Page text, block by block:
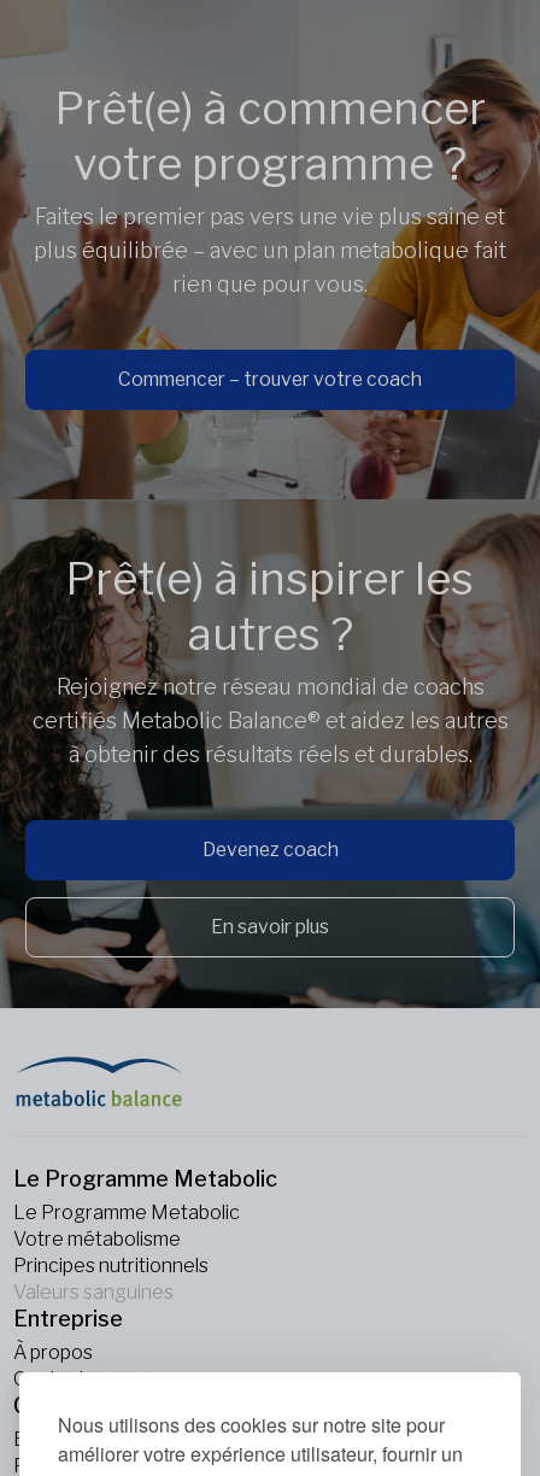
Nous utilisons des cookies sur notre site pour
améliorer votre expérience utilisateur, fournir un
Prêt(e) à commencer
votre programme ?
Faites le premier pas vers une vie plus saine et
plus équilibrée – avec un plan metabolique fait
rien que pour vous.
Commencer – trouver votre coach
Prêt(e) à inspirer les
autres ?
Rejoignez notre réseau mondial de coachs
certifiés Metabolic Balance® et aidez les autres
à obtenir des résultats réels et durables.
Devenez coach
En savoir plus
Le Programme Metabolic
Le Programme Metabolic
Votre métabolisme
Principes nutritionnels
Valeurs sanguines
Entreprise
À propos
Contactez-nous
Centre d’infos
Blogs
Podcasts